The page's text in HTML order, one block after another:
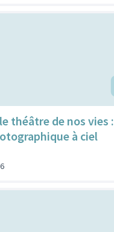
théâtre de nos vies :
à ciel
6